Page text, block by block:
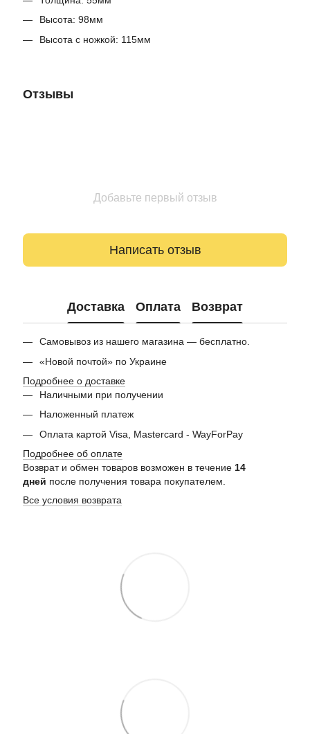
Высота: 98мм
Высота с ножкой: 115мм
Отзывы
Добавьте первый отзыв
Написать отзыв
Доставка Оплата Возврат
Самовывоз из нашего магазина — бесплатно.
«Новой почтой» по Украине
Подробнее о доставке
Наличными при получении
Наложенный платеж
Оплата картой Visa, Mastercard - WayForPay
Подробнее об оплате
Возврат и обмен товаров возможен в течение 14
дней после получения товара покупателем.
Все условия возврата